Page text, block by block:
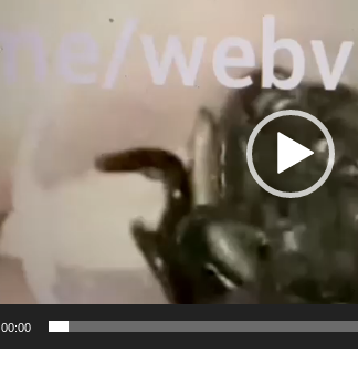
00:00